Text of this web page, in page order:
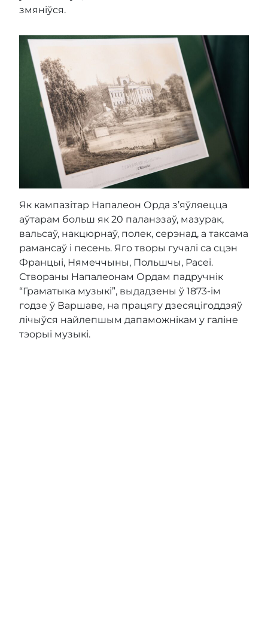
змяніўся.
Як кампазітар Напалеон Орда з’яўляецца
аўтарам больш як 20 паланэзаў, мазурак,
вальсаў, накцюрнаў, полек, серэнад, а таксама
рамансаў і песень. Яго творы гучалі са сцэн
Францыі, Нямеччыны, Польшчы, Расеі.
Створаны Напалеонам Ордам падручнік
“Граматыка музыкі”, выдадзены ў 1873-ім
годзе ў Варшаве, на працягу дзесяцігоддзяў
лічыўся найлепшым дапаможнікам у галіне
тэорыі музыкі.